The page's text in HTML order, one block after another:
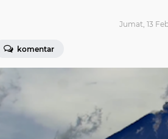
Jumat, 13
komentar